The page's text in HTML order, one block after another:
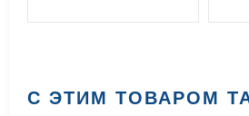
С ЭТИМ ТОВАРОМ